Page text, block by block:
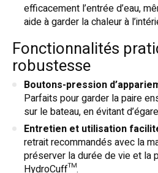
efficacement l’entrée d’eau,
aide à garder la chaleur à
Fonctionnalités
robustesse
Boutons-pression
Parfaits pour garder la paire
sur le bateau, en évitant
Entretien et utilisation
retrait recommandés avec la
préserver la durée de vie et la
HydroCuff™.